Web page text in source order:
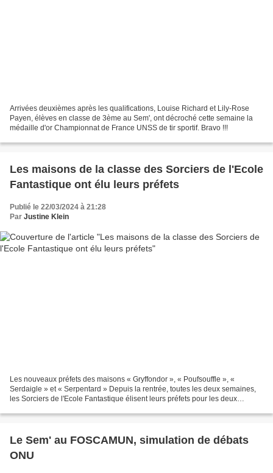
Arrivées deuxièmes après les qualifications, Louise Richard et Lily-Rose
Payen, élèves en classe de 3ème au Sem', ont décroché cette semaine la
médaille d'or Championnat de France UNSS de tir sportif. Bravo !!!
Les maisons de la classe des Sorciers de l'Ecole
Fantastique ont élu leurs préfets
Publié le 22/03/2024 à 21:28
Par Justine Klein
Les nouveaux préfets des maisons « Gryffondor », « Poufsouffle », «
Serdaigle » et « Serpentard » Depuis la rentrée, toutes les deux semaines,
les Sorciers de l'Ecole Fantastique élisent leurs préfets pour les deux
Le Sem' au FOSCAMUN, simulation de débats
ONU